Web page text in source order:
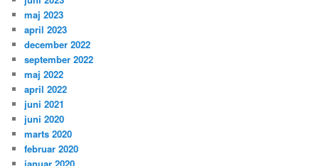
maj 2023
april 2023
december 2022
september 2022
maj 2022
april 2022
juni 2021
juni 2020
marts 2020
februar 2020